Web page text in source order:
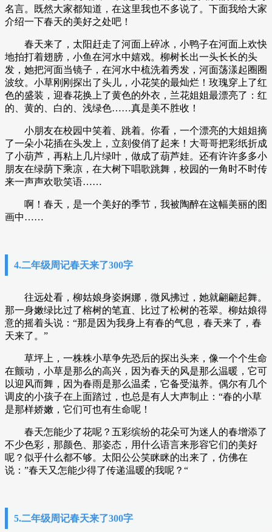
名言。既然大家都知道，在这里我也不多说了。下面我给大家
介绍一下春天的美好之处吧！
春天来了，太阳赶走了河面上碎冰，小鸭子在河面上欢快
地拍打着翅膀，小鱼在河水中嬉戏。柳树长出一头长长的头
发，她把河面当镜子，在河水中梳洗着秀发，河面荡漾起圈圈
波纹。小草刚刚探出了头儿，小花笑的最灿烂！玫瑰穿上了红
色的盛装，迎春花换上了黄色的外衣，兰花姐姐最漂亮了：红
的、黄的、白的、浅绿色……真是美不胜收！
小朋友在校园中笑着、跳着。你看，一个漂亮的大姐姐摘
了一朵小花插在头发上，立刻俊俏了起来！大哥哥把彩纸折成
了小葫芦，再粘上几片绿叶，做成了葫芦娃。还有许许多多小
朋友在绿荫下乘凉，在大树下唱歌跳舞，校园的一角时不时传
来一声声欢歌笑语……
啊！春天，是一个美好的季节，我被陶醉在这幅美丽的图
画中……
4.二年级周记春天来了300字
往远处看，柳姑娘身姿婀娜，微风拂过，她就翩翩起舞。
那一身嫩绿比过了榕树的笔直、比过了松树的苍翠。柳姑娘得
意的摇着头说：“那是因为我身上有春的气息，春天来了，春
天来了。”
草坪上，一株株小草争先恐后的探出头来，像一个个生命
在颤动，小草是那么的高兴，因为春天的风是那么温暖，它可
以迎风而舞，因为春雨是那么温柔，它备受滋养。偶尔有几个
调皮的小孩子在上面踏过，也总是有人大声制止：“春的小草
是那样娇嫩，它们可也有生命呢！
春天怎能少了花呢？五彩缤纷的花朵可为迷人的春增添了
不少色彩，那颜色、那姿态，用什么语言来形容它们的美好
呢？似乎什么都不够。太阳公公笑眯眯的出来了，仿佛在
说：”春天又怎能少得了传递温暖的我呢？“
5.二年级周记春天来了300字